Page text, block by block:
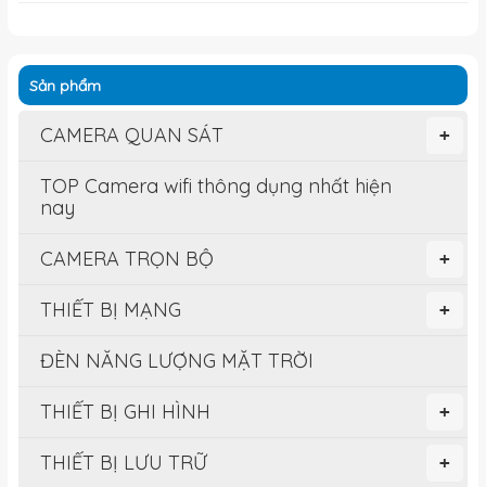
Sản phẩm
+
CAMERA QUAN SÁT
TOP Camera wifi thông dụng nhất hiện
nay
+
CAMERA TRỌN BỘ
+
THIẾT BỊ MẠNG
ĐÈN NĂNG LƯỢNG MẶT TRỜI
+
THIẾT BỊ GHI HÌNH
+
THIẾT BỊ LƯU TRỮ